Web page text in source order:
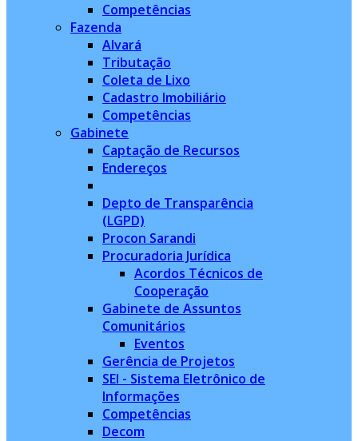
Competências
Fazenda
Alvará
Tributação
Coleta de Lixo
Cadastro Imobiliário
Competências
Gabinete
Captação de Recursos
Endereços
Depto de Transparência
(LGPD)
Procon Sarandi
Procuradoria Jurídica
Acordos Técnicos de
Cooperação
Gabinete de Assuntos
Comunitários
Eventos
Gerência de Projetos
SEI - Sistema Eletrônico de
Informações
Competências
Decom